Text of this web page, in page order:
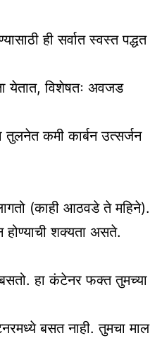
ही सर्वात स्वस्त पद्धत
येतात, विशेषतः अवजड
तुलनेत कमी कार्बन उत्सर्जन
(काही आठवडे ते महिने).
शक्यता असते.
हा कंटेनर फक्त तुमच्या
बसत नाही. तुमचा माल